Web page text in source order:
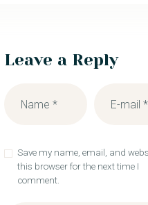
Leave a Reply
Save my name, email, and
this browser for the next time I
comment.